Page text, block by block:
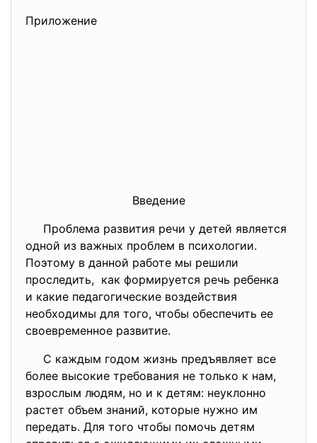
Приложение
Введение
Проблема развития речи у детей является
одной из важных проблем в психологии.
Поэтому в данной работе мы решили
проследить, как формируется речь ребенка
и какие педагогические воздействия
необходимы для того, чтобы обеспечить ее
своевременное развитие.
С каждым годом жизнь предъявляет все
более высокие требования не только к нам,
взрослым людям, но и к детям: неуклонно
растет объем знаний, которые нужно им
передать. Для того чтобы помочь детям